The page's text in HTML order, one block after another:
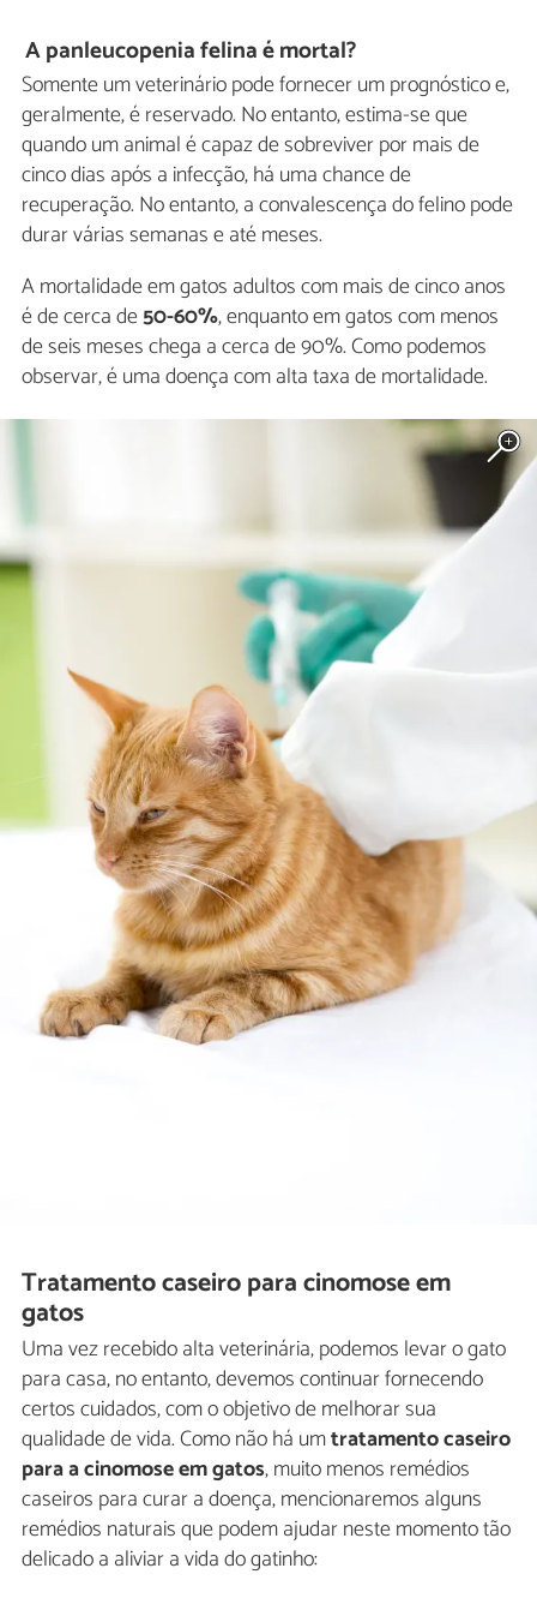
A panleucopenia felina é mortal?
Somente um veterinário pode fornecer um prognóstico e,
geralmente, é reservado. No entanto, estima-se que
quando um animal é capaz de sobreviver por mais de
cinco dias após a infecção, há uma chance de
recuperação. No entanto, a convalescença do felino pode
durar várias semanas e até meses.
A mortalidade em gatos adultos com mais de cinco anos
é de cerca de50-60%, enquanto em gatos com menos
de seis meses chega a cerca de 90%. Como podemos
observar, é uma doença com alta taxa de mortalidade.
Tratamento caseiro para cinomose em
gatos
Uma vez recebido alta veterinária, podemos levar o gato
para casa, no entanto, devemos continuar fornecendo
certos cuidados, com o objetivo de melhorar sua
qualidade de vida. Como não há umtratamento caseiro
para a cinomose em gatos, muito menos remédios
caseiros para curar a doença, mencionaremos alguns
remédios naturais que podem ajudar neste momento tão
delicado a aliviar a vida do gatinho: